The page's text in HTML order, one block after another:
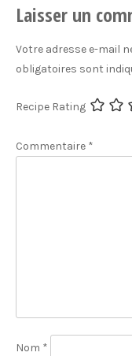
Laisser un
Votre adresse e-mail
obligatoires sont
Recipe Rating
Commentaire *
Nom *